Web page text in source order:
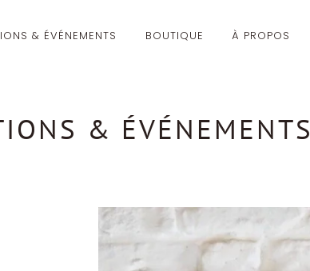
& ÉVÉNEMENTS BOUTIQUE À PROPOS
& ÉVÉNEMENTS